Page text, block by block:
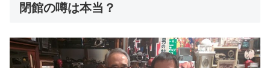
閉館の噂は本当？